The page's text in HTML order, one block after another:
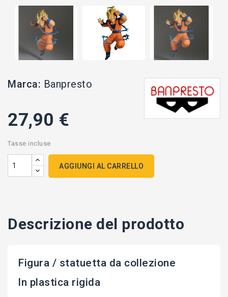
Marca: Banpresto
27,90 €
Tasse incluse
AGGIUNGI AL CARRELLO
Descrizione del prodotto
Figura / statuetta da collezione
In plastica rigida